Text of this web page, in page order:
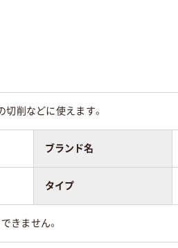
切削などに使えます。
ブランド名
タイプ
きません。